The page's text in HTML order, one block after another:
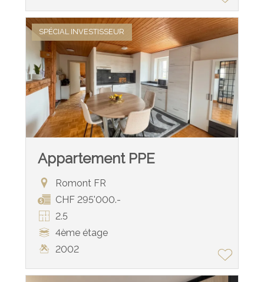
SPÉCIAL INVESTISSEUR
Appartement PPE
Romont FR
CHF 295'000.-
2.5
4ème étage
2002